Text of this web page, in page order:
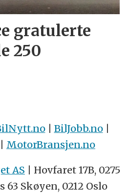
gratulerte
250
| BilJobb.no|
| MotorBransjen.no
AS | Hovfaret 17B, 0275
63 Skøyen, 0212 Oslo